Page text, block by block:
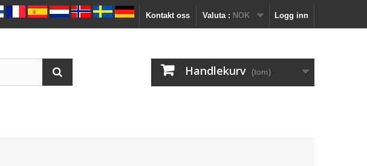
Logg inn
Valuta : NOK
Kontakt oss
Handlekurv (tom)